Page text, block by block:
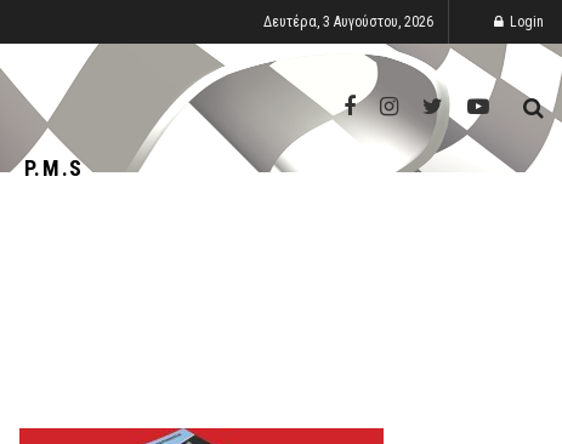
Δευτέρα, 3 Αυγούστου, 2026 Login
P.M.S